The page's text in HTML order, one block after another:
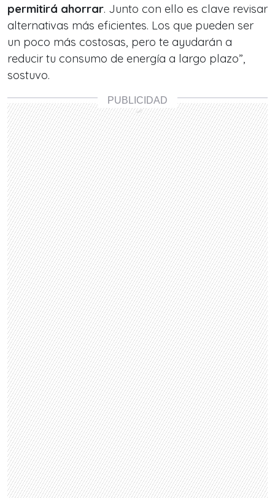
permitirá ahorrar. Junto con ello es clave revisar
alternativas más eficientes. Los que pueden ser
un poco más costosas, pero te ayudarán a
reducir tu consumo de energía a largo plazo”,
sostuvo.